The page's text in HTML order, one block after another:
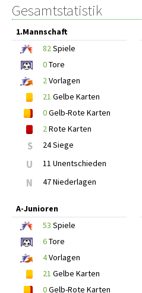
Gesamtstatistik
1.Mannschaft
82Spiele
0Tore
2Vorlagen
21 Gelbe Karten
0Gelb-Rote Karten
2Rote Karten
S 24 Siege
U 11 Unentschieden
N 47 Niederlagen
A-Junioren
53 Spiele
6Tore
4Vorlagen
21 Gelbe Karten
0Gelb-Rote Karten